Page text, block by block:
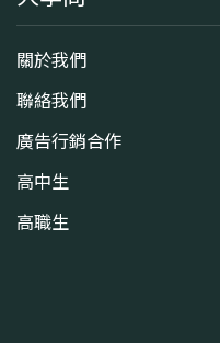
關於我們
聯絡我們
廣告行銷合作
高中生
高職生